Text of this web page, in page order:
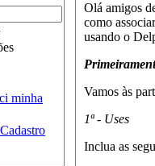
minha
Olá amigos
como
usando o
Vamos às
1ª - Uses
Inclua as